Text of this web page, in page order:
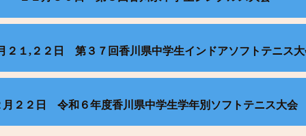
２１,２２日 第３７回香川県中学生インドアソフトテニス大
月２２日 令和６年度香川県中学生学年別ソフトテニス大会